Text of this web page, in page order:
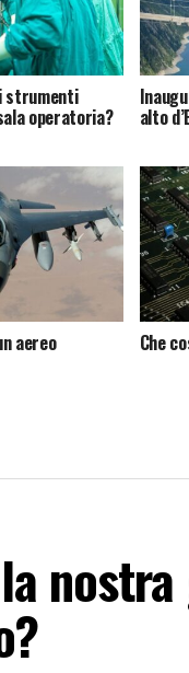
strumenti
operatoria? alto
aereo Che
la